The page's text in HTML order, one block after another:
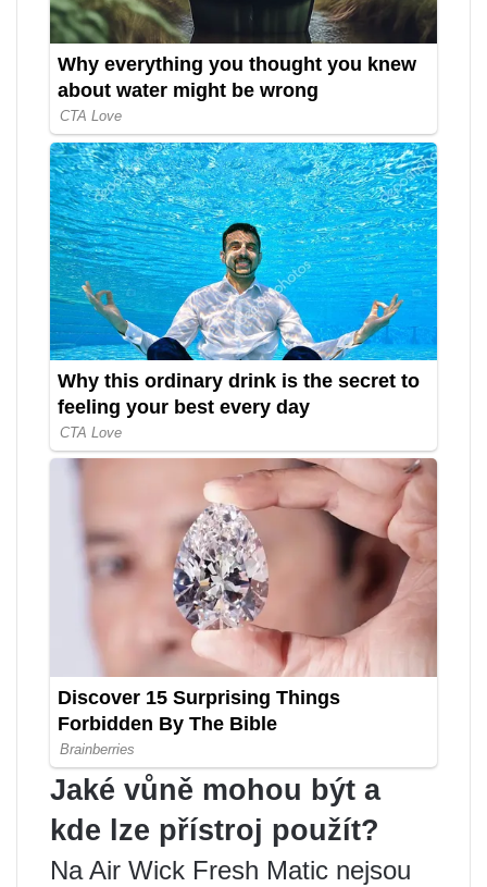
Jaké vůně mohou být a
kde lze přístroj použít?
Na Air Wick Fresh Matic nejsou